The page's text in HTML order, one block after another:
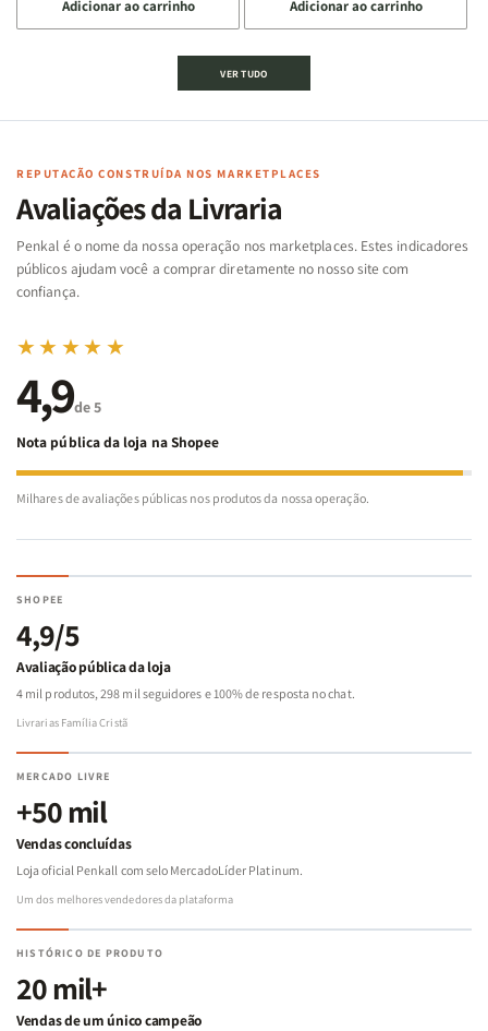
quantidade
de
Cartas
Famílias
Bíblia
-
Penkal
quantidade
de
Jogo
Cartas
Famílias
da
Bíblia
-
Penkal
Adicionar ao carrinho
quantidade
de
Jogo
|
de
quantidade
de
|
Adicionar ao carrinho
VER TUDO
REPUTAÇÃO CONSTRUÍDA NOS MARKETPLACES
Avaliações da Livraria
Penkal é o nome da nossa operação nos marketplaces. Estes indicadores
públicos ajudam você a comprar diretamente no nosso site com
confiança.
★★★★★
4,9de 5
Nota pública da loja na Shopee
Milhares de avaliações públicas nos produtos da nossa operação.
SHOPEE
4,9/5
Avaliação pública da loja
4 mil produtos, 298 mil seguidores e 100% de resposta no chat.
Livrarias Família Cristã
MERCADO LIVRE
+50 mil
Vendas concluídas
Loja oficial Penkall com selo MercadoLíder Platinum.
Um dos melhores vendedores da plataforma
HISTÓRICO DE PRODUTO
20 mil+
Vendas de um único campeão